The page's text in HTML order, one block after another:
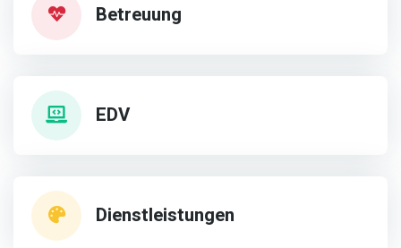
Betreuung
EDV
Dienstleistungen